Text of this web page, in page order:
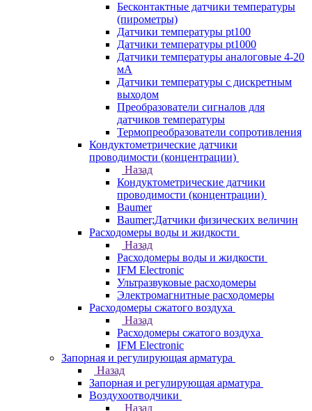
Бесконтактные датчики температуры
(пирометры)
Датчики температуры pt100
Датчики температуры pt1000
Датчики температуры аналоговые 4-20
мА
Датчики температуры с дискретным
выходом
Преобразователи сигналов для
датчиков температуры
Термопреобразователи сопротивления
Кондуктометрические датчики
проводимости (концентрации)
Назад
Кондуктометрические датчики
проводимости (концентрации)
Baumer
Baumer;Датчики физических величин
Расходомеры воды и жидкости
Назад
Расходомеры воды и жидкости
IFM Electronic
Ультразвуковые расходомеры
Электромагнитные расходомеры
Расходомеры сжатого воздуха
Назад
Расходомеры сжатого воздуха
IFM Electronic
Запорная и регулирующая арматура
Назад
Запорная и регулирующая арматура
Воздухоотводчики
Назад